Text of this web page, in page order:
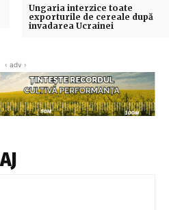
Ungaria interzice toate
exporturile de cereale după
invadarea Ucrainei
‹ adv ›